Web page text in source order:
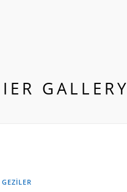
GALLERY